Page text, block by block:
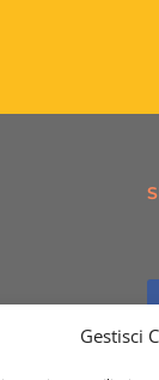
Gestisci